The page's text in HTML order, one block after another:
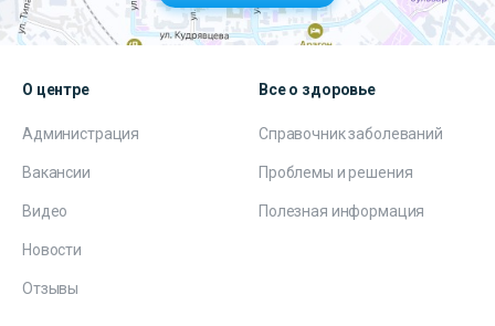
О центре
Администрация
Вакансии
Видео
Новости
Отзывы
Все о здоровье
Справочник заболеваний
Проблемы и решения
Полезная информация